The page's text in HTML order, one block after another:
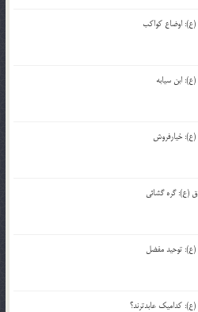
(ع): اوضاع کواکب
ابن سیابه
(ع): خیارفروش
(ع): گره گشائی
(ع): توحید مفضل
(ع): کدامیک عابدترند؟